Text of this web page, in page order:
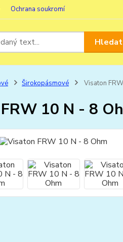
Ochrana soukromí
Hledat
Širokopásmové Visaton
10 N - 8